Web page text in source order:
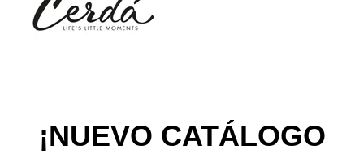
¡NUEVO CATÁLOGO